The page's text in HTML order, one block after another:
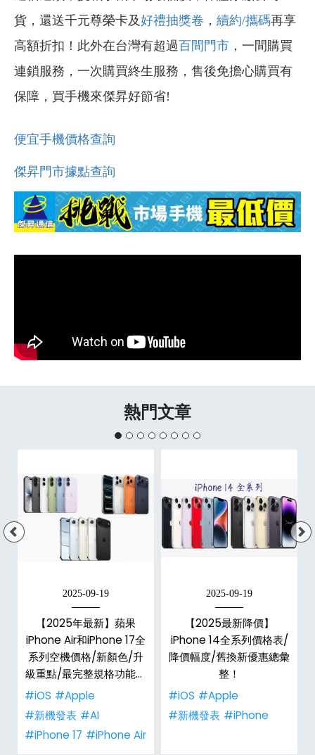
貨，還送千元尊榮卡及好禮抽獎卷 ， 續約/攜碼再享
高額折扣！此外在台灣有超過百間門市 ，一間購買
連鎖服務，一次購買終生服務，售後免擔心購買有
保障，買手機來傑昇好節省!
便宜手機價格查詢
傑昇門市據點查詢
熱門文章
2025-09-19
【2025年最新】蘋果
iPhone Air和iPhone 17全
系列空機價格/新顏色/升
級重點/最完整規格功能懶
人包！
#iOS #Apple
#新機發表 #AI
#iPhone 17 #iPhone Air
2025-09-19
【2025最新降價】
iPhone 14全系列價格表/
降價幅度/舊換新優惠總彙
整！
#iOS #Apple
#新機發表 #iPhone